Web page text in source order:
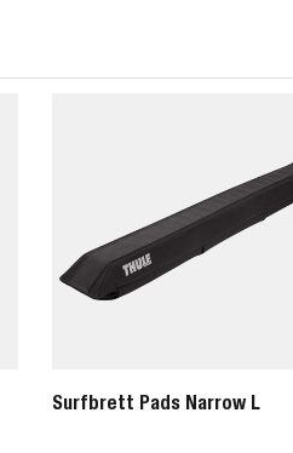
Surfbrett Pads Narrow L